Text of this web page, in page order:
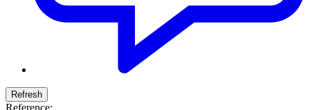
Reference: